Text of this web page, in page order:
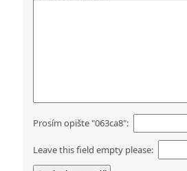
Prosím opište "063ca8":
Leave this field empty please: